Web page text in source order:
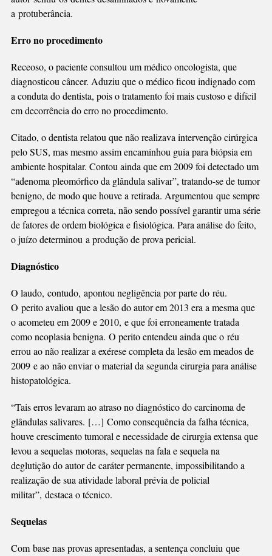
a protuberância.
Erro no procedimento
Receoso, o paciente consultou um médico oncologista, que
diagnosticou câncer. Aduziu que o médico ficou indignado com
a conduta do dentista, pois o tratamento foi mais custoso e difícil
em decorrência do erro no procedimento.
Citado, o dentista relatou que não realizava intervenção cirúrgica
pelo SUS, mas mesmo assim encaminhou guia para biópsia em
ambiente hospitalar. Contou ainda que em 2009 foi detectado um
“adenoma pleomórfico da glândula salivar”, tratando-se de tumor
benigno, de modo que houve a retirada. Argumentou que sempre
empregou a técnica correta, não sendo possível garantir uma série
de fatores de ordem biológica e fisiológica. Para análise do feito,
o juízo determinou a produção de prova pericial.
Diagnóstico
O laudo, contudo, apontou negligência por parte do réu.
O perito avaliou que a lesão do autor em 2013 era a mesma que
o acometeu em 2009 e 2010, e que foi erroneamente tratada
como neoplasia benigna. O perito entendeu ainda que o réu
errou ao não realizar a exérese completa da lesão em meados de
2009 e ao não enviar o material da segunda cirurgia para análise
histopatológica.
“Tais erros levaram ao atraso no diagnóstico do carcinoma de
glândulas salivares. […] Como consequência da falha técnica,
houve crescimento tumoral e necessidade de cirurgia extensa que
levou a sequelas motoras, sequelas na fala e sequela na
deglutição do autor de caráter permanente, impossibilitando a
realização de sua atividade laboral prévia de policial
militar”, destaca o técnico.
Sequelas
Com base nas provas apresentadas, a sentença concluiu que